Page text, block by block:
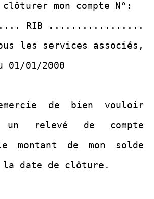
mon compte N°:
RIB .................
les services associés,
01/01/2000
de bien vouloir
un relevé de compte
montant de mon solde
date de clôture.